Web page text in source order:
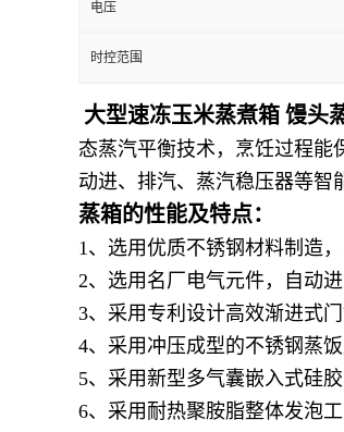
电压
时控范围
大型速冻玉米蒸煮箱 馒头
态蒸汽平衡技术，烹饪过程能
动进、排汽、蒸汽稳压器等智
蒸箱的性能及特点：
1、选用优质不锈钢材料制造
2、选用名厂电气元件，自动
3、采用专利设计高效渐进式
4、采用冲压成型的不锈钢蒸
5、采用新型多气囊嵌入式硅
6、采用耐热聚胺脂整体发泡